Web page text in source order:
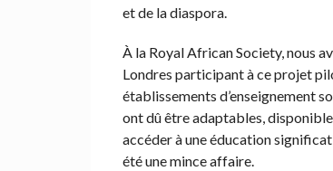
et de la diaspora.
À la Royal African Society, nous
Londres participant à ce projet
établissements d’enseignement
ont dû être adaptables,
accéder à une éducation
été une mince affaire.